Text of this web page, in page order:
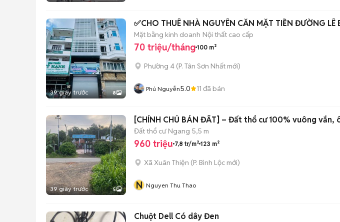
39 giây trước 8
✅CHO THUÊ NHÀ NGUYÊN CĂN MẶT TIỀN ĐƯỜNG
Mặt bằng kinh doanh Nội thất cao cấp
70 triệu/tháng 100 m²
Phường 4 (P. Tân Sơn Nhất mới)
Phú Nguyễn5.0 11 đã bán
39 giây trước 5
​[CHÍNH CHỦ BÁN ĐẤT] – Đất thổ cư 100% vuông vắn,
Đất thổ cư Ngang 5,5 m
960 triệu 7,8 tr/m² 123 m²
Xã Xuân Thiện (P. Bình Lộc mới)
N Nguyen Thu Thao
Chuột Dell Có dây Đen